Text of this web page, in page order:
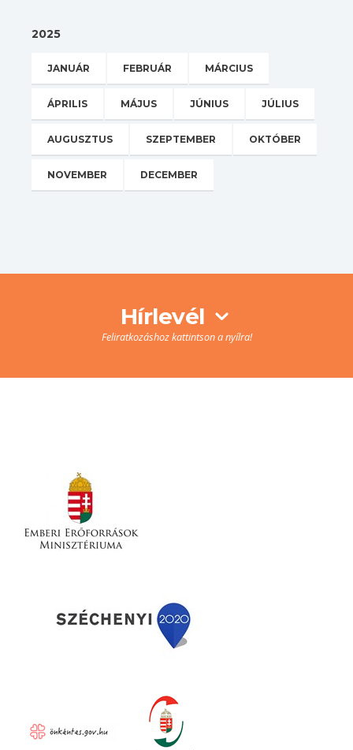
2025
JANUÁR FEBRUÁR MÁRCIUS
ÁPRILIS MÁJUS JÚNIUS JÚLIUS
AUGUSZTUS SZEPTEMBER OKTÓBER
NOVEMBER DECEMBER
Hírlevél
Feliratkozáshoz kattintson a nyílra!